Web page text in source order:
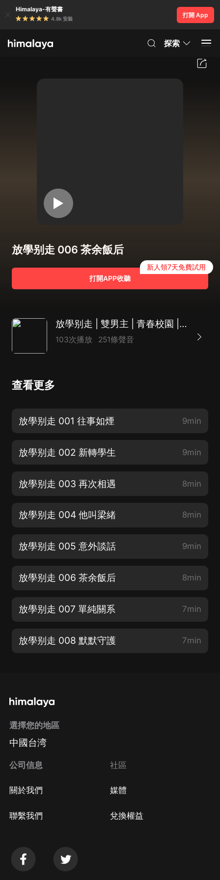
Himalaya-有聲書
4.8k 安裝
打開 App
探索
放學别走 006 茶余飯后
打開APP收聽
新人領7天免費試用
放學别走 | 雙男主 | 青春校園 |破鏡重圓|青梅竹馬【多人演播】
103次播放 251條聲音
查看更多
放學别走 001 往事如煙 9min
放學别走 002 新轉學生 9min
放學别走 003 再次相遇 8min
放學别走 004 他叫梁緒 8min
放學别走 005 意外談話 9min
放學别走 006 茶余飯后 8min
放學别走 007 單純關系 7min
放學别走 008 默默守護 7min
選擇您的地區
中國台湾
公司信息
關於我們
聯繫我們
社區
媒體
兌換權益